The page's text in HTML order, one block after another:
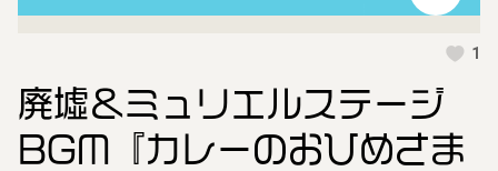
1
廃墟＆ミュリエルステージ
BGM『カレーのおひめさま